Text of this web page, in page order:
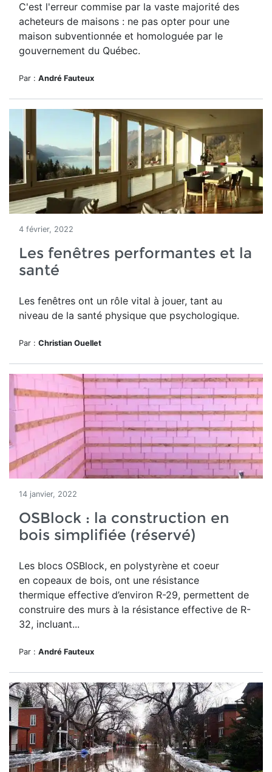
C'est l'erreur commise par la vaste majorité des
acheteurs de maisons : ne pas opter pour une
maison subventionnée et homologuée par le
gouvernement du Québec.
Par : André Fauteux
4 février, 2022
Les fenêtres performantes et la
santé
Les fenêtres ont un rôle vital à jouer, tant au
niveau de la santé physique que psychologique.
Par : Christian Ouellet
14 janvier, 2022
OSBlock : la construction en
bois simplifiée (réservé)
Les blocs OSBlock, en polystyrène et coeur
en copeaux de bois, ont une résistance
thermique effective d’environ R-29, permettent de
construire des murs à la résistance effective de R-
32, incluant...
Par : André Fauteux